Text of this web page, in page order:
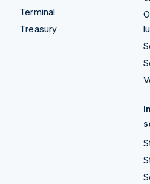
Terminal
Treasury